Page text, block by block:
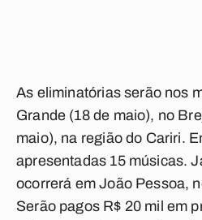
As eliminatórias serão nos
Grande (18 de maio), no
maio), na região do Cariri.
apresentadas 15 músicas.
ocorrerá em João Pessoa,
Serão pagos R$ 20 mil em